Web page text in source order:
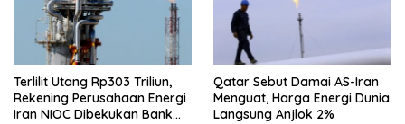
Terlilit Utang Rp303 Triliun,
Rekening Perusahaan Energi
Iran NIOC Dibekukan Bank
Qatar Sebut Damai AS-Iran
Menguat, Harga Energi Dunia
Langsung Anjlok 2%